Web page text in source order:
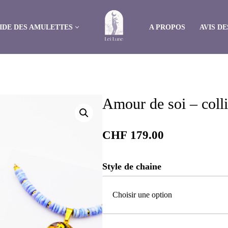
ANGOISSE ET STRESS
APAISEMENT DES ÉMOTIONS
BLESSURE DE L’ÂME: HUMILLIATION
DES AMULETTES A PROPOS AVIS
Amour de soi –
CHF 179.00
Style de chaine